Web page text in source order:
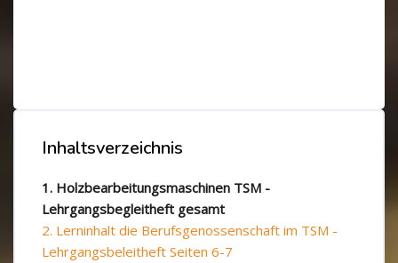
Inhaltsverzeichnis überspringen
Inhaltsverzeichnis
1. Holzbearbeitungsmaschinen TSM -
Lehrgangsbegleitheft gesamt
2. Lerninhalt die Berufsgenossenschaft im TSM -
Lehrgangsbeleitheft Seiten 6-7